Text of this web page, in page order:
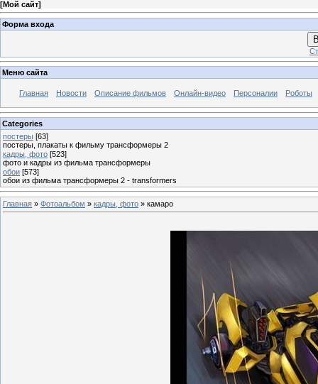
[Мой сайт]
Форма входа
Меню сайта
Главная Новости Описание фильмов Онлайн-видео Персоналии Роботы
Categories
постеры [63]
постеры, плакаты к фильму трансформеры 2
кадры, фото [523]
фото и кадры из фильма трансформеры
обои [573]
обои из фильма трансформеры 2 - transformers
Главная » Фотоальбом » кадры, фото » камаро